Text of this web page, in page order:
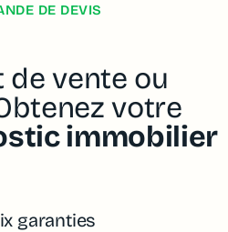
DE DEVIS
de vente ou
votre
immobilier
garanties